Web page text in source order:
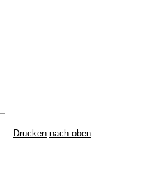
Drucken nach oben